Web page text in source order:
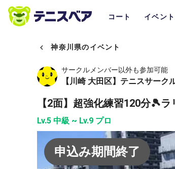
コート イベン
神奈川県のイベント
サークルメンバー以外も参加可能
【川崎 大田区】テニスサーク
【2面】超強化練習120分🎾
Lv.5 中級 ~ Lv.9 プロ
申込み期間終了